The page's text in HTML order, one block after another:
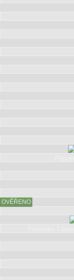
OVĚŘENO
Polštářky 7